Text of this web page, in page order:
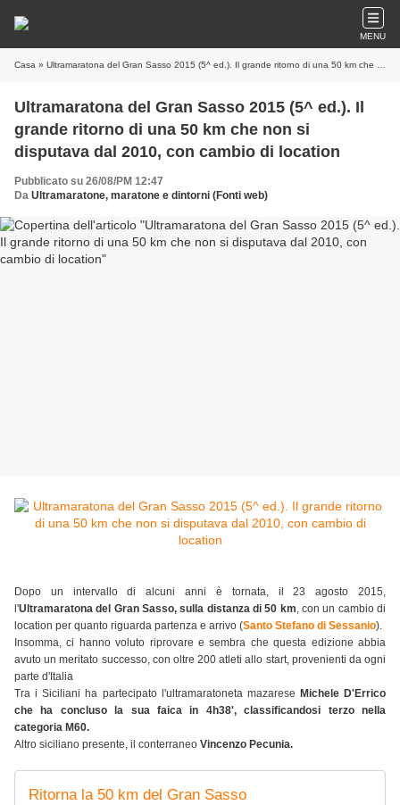
MENU
Casa » Ultramaratona del Gran Sasso 2015 (5^ ed.). Il grande ritorno di una 50 km che non si disputava dal 2010, con cambio di location
Ultramaratona del Gran Sasso 2015 (5^ ed.). Il
grande ritorno di una 50 km che non si
disputava dal 2010, con cambio di location
Pubblicato su 26/08/PM 12:47
Da Ultramaratone, maratone e dintorni (Fonti web)
Dopo un intervallo di alcuni anni è tornata, il 23 agosto 2015,
l'Ultramaratona del Gran Sasso, sulla distanza di 50 km, con un cambio di
location per quanto riguarda partenza e arrivo (Santo Stefano di Sessanio).
Insomma, ci hanno voluto riprovare e sembra che questa edizione abbia
avuto un meritato successo, con oltre 200 atleti allo start, provenienti da ogni
parte d'Italia
Tra i Siciliani ha partecipato l'ultramaratoneta mazarese Michele D'Errico
che ha concluso la sua faica in 4h38', classificandosi terzo nella
categoria M60.
Altro siciliano presente, il conterraneo Vincenzo Pecunia.
Ritorna la 50 km del Gran Sasso